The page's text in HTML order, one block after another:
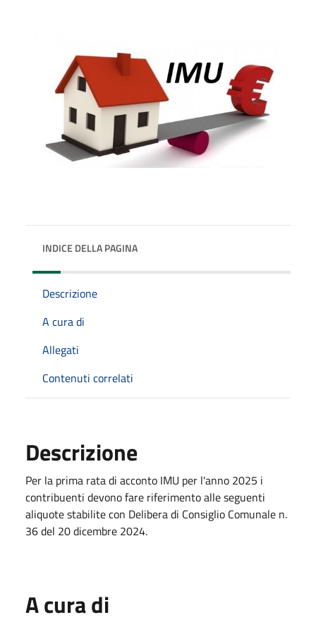
INDICE DELLA PAGINA
Descrizione
A cura di
Allegati
Contenuti correlati
Descrizione
Per la prima rata di acconto IMU per l'anno 2025 i
contribuenti devono fare riferimento alle seguenti
aliquote stabilite con Delibera di Consiglio Comunale n.
36 del 20 dicembre 2024.
A cura di